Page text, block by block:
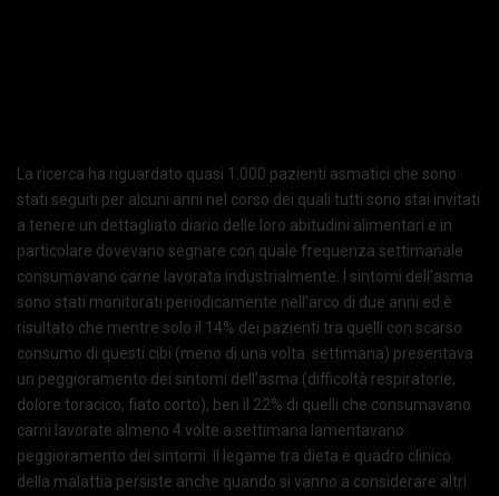
La ricerca ha riguardato quasi 1.000 pazienti asmatici che sono
stati seguiti per alcuni anni nel corso dei quali tutti sono stai invitati
a tenere un dettagliato diario delle loro abitudini alimentari e in
particolare dovevano segnare con quale frequenza settimanale
consumavano carne lavorata industrialmente. I sintomi dell’asma
sono stati monitorati periodicamente nell’arco di due anni ed è
risultato che mentre solo il 14% dei pazienti tra quelli con scarso
consumo di questi cibi (meno di una volta settimana) presentava
un peggioramento dei sintomi dell’asma (difficoltà respiratorie,
dolore toracico, fiato corto), ben il 22% di quelli che consumavano
carni lavorate almeno 4 volte a settimana lamentavano
peggioramento dei sintomi. Il legame tra dieta e quadro clinico
della malattia persiste anche quando si vanno a considerare altri